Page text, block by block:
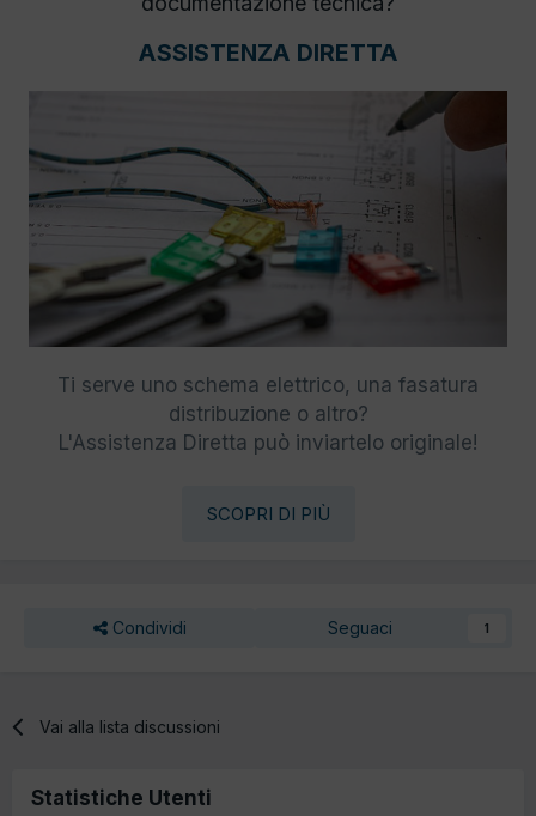
ASSISTENZA DIRETTA
Ti serve uno schema elettrico, una fasatura
distribuzione o altro?
L'Assistenza Diretta può inviartelo originale!
SCOPRI DI PIÙ
Condividi Seguaci 1
Vai alla lista discussioni
Statistiche Utenti